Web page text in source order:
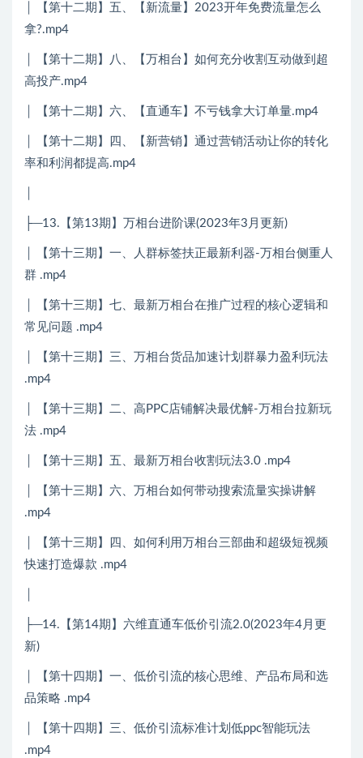
│ 【第十二期】五、【新流量】2023开年免费流量怎么
拿?.mp4
│ 【第十二期】八、【万相台】如何充分收割互动做到超
高投产.mp4
│ 【第十二期】六、【直通车】不亏钱拿大订单量.mp4
│ 【第十二期】四、【新营销】通过营销活动让你的转化
率和利润都提高.mp4
├─13.【第13期】万相台进阶课(2023年3月更新)
│ 【第十三期】一、人群标签扶正最新利器-万相台侧重人
群 .mp4
│ 【第十三期】七、最新万相台在推广过程的核心逻辑和
常见问题 .mp4
│ 【第十三期】三、万相台货品加速计划群暴力盈利玩法
.mp4
│ 【第十三期】二、高PPC店铺解决最优解-万相台拉新玩
法 .mp4
│ 【第十三期】五、最新万相台收割玩法3.0 .mp4
│ 【第十三期】六、万相台如何带动搜索流量实操讲解
.mp4
│ 【第十三期】四、如何利用万相台三部曲和超级短视频
快速打造爆款 .mp4
├─14.【第14期】六维直通车低价引流2.0(2023年4月更
新)
│ 【第十四期】一、低价引流的核心思维、产品布局和选
品策略 .mp4
│ 【第十四期】三、低价引流标准计划低ppc智能玩法
.mp4